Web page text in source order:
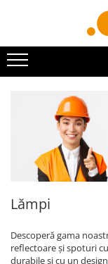
Lămpi
Lampi RGB - 24V
Lămpi cu cameră
Lămpi de grădină
Lămpi solare
Reflectoare
Seria Cube
Seria Spot
Senzori
Senzori de miscare
Scule
Pistoale de lipit
Batoane de lipit
Suflante cu aer
Suflante cu aer cald
Consumabile
Lămpi
Descoperă gama
reflectoare și spoturi
durabile și cu un